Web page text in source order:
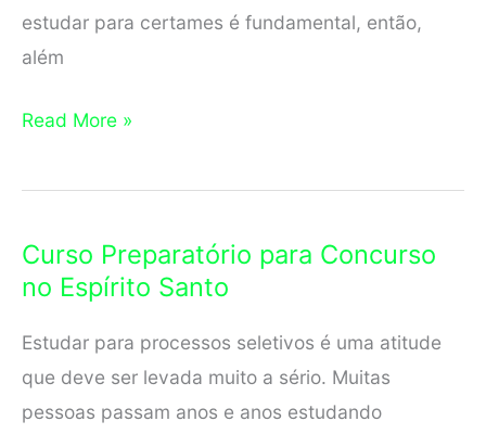
estudar para certames é fundamental, então,
além
Curso
para
em
Serra
Read More »
Curso Preparatório para Concurso
no Espírito Santo
Estudar para processos seletivos é uma atitude
que deve ser levada muito a sério. Muitas
pessoas passam anos e anos estudando